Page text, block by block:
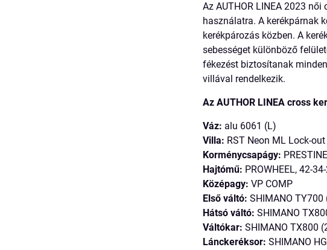
Az AUTHOR LINEA 2023
használatra. A kerékpárnak
kerékpározás közben. A
sebességet különböző
fékezést biztosítanak
villával rendelkezik.
Az AUTHOR LINEA cross
Váz: alu 6061 (L)
Villa: RST Neon ML Lock-
Korménycsapágy:
Hajtómű: PROWHEEL, 42-
Középagy: VP COMP
Első váltó: SHIMANO TY700
Hátsó váltó: SHIMANO
Váltókar: SHIMANO TX800
Lánckeréksor: SHIMANO